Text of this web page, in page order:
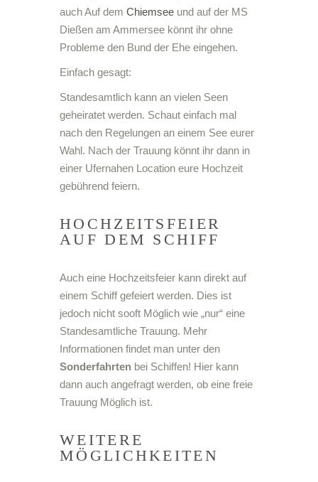
auch Auf dem Chiemsee und auf der MS
Dießen am Ammersee könnt ihr ohne
Probleme den Bund der Ehe eingehen.
Einfach gesagt:
Standesamtlich kann an vielen Seen
geheiratet werden. Schaut einfach mal
nach den Regelungen an einem See eurer
Wahl. Nach der Trauung könnt ihr dann in
einer Ufernahen Location eure Hochzeit
gebührend feiern.
HOCHZEITSFEIER
AUF DEM SCHIFF
Auch eine Hochzeitsfeier kann direkt auf
einem Schiff gefeiert werden. Dies ist
jedoch nicht sooft Möglich wie „nur“ eine
Standesamtliche Trauung. Mehr
Informationen findet man unter den
Sonderfahrten bei Schiffen! Hier kann
dann auch angefragt werden, ob eine freie
Trauung Möglich ist.
WEITERE
MÖGLICHKEITEN